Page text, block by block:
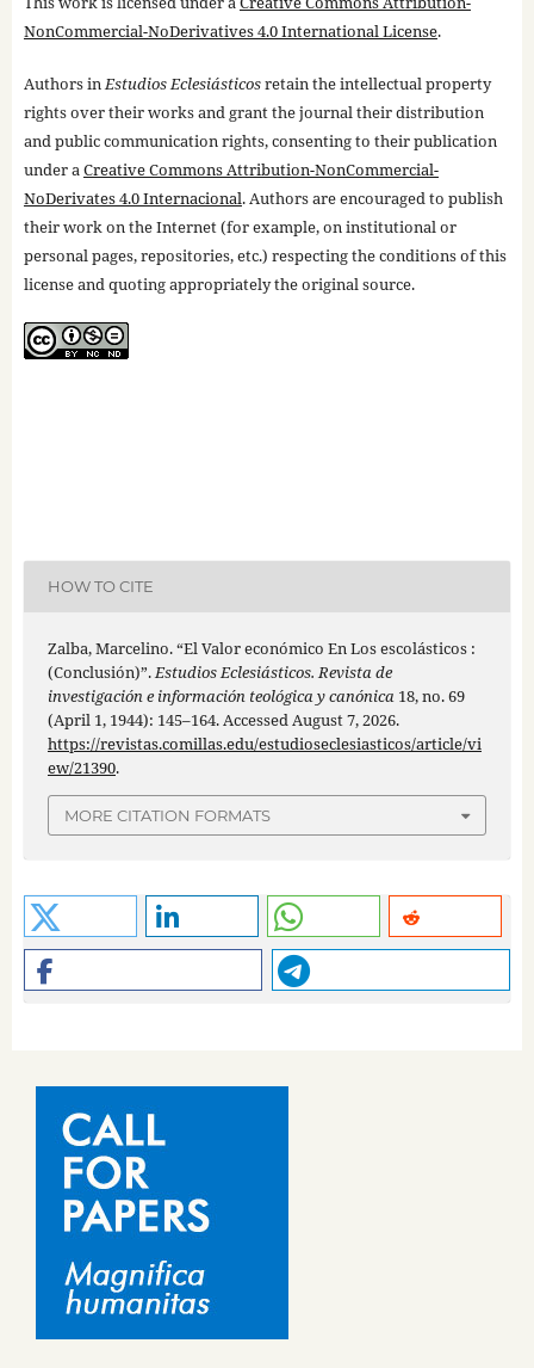
NonCommercial-NoDerivatives 4.0 International License.
Authors inEstudios Eclesiásticosretain the intellectual property
rights over their works and grant the journal their distribution
and public communication rights, consenting to their publication
under aCreative Commons Attribution-NonCommercial-
NoDerivates 4.0 Internacional. Authors are encouraged to publish
their work on the Internet (for example, on institutional or
personal pages, repositories, etc.) respecting the conditions of this
license and quoting appropriately the original source.
HOW TO CITE
Zalba, Marcelino. “El Valor económico En Los escolásticos :
(Conclusión)”.Estudios Eclesiásticos. Revista de
investigación e información teológica y canónica18, no. 69
(April 1, 1944): 145–164. Accessed August 7, 2026.
https://revistas.comillas.edu/estudioseclesiasticos/article/vi
ew/21390.
MORE CITATION FORMATS